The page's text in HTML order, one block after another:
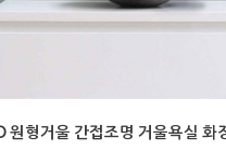
원형거울 간접조명 거울욕실 화